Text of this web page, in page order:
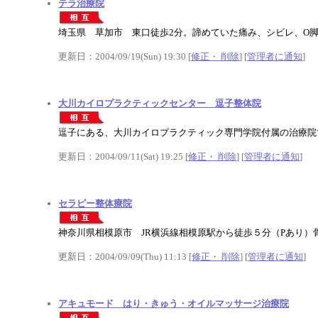
テラ治療院
埼玉県 草加市 東口徒歩2分。諦めていた痛み、シビレ、O
更新日：2004/09/19(Sun) 19:30 [修正・ 削除] [管理者に通知]
大川カイロプラクティックセンター 逗子整体院
逗子にある、大川カイロプラクティック専門学院付属の治療
更新日：2004/09/11(Sat) 19:25 [修正・ 削除] [管理者に通知]
セラピー整体療院
神奈川県相模原市 JR横浜線相模原駅から徒歩５分（Pあり
更新日：2004/09/09(Thu) 11:13 [修正・ 削除] [管理者に通知]
アキュモード はり・きゅう・オイルマッサージ治療院